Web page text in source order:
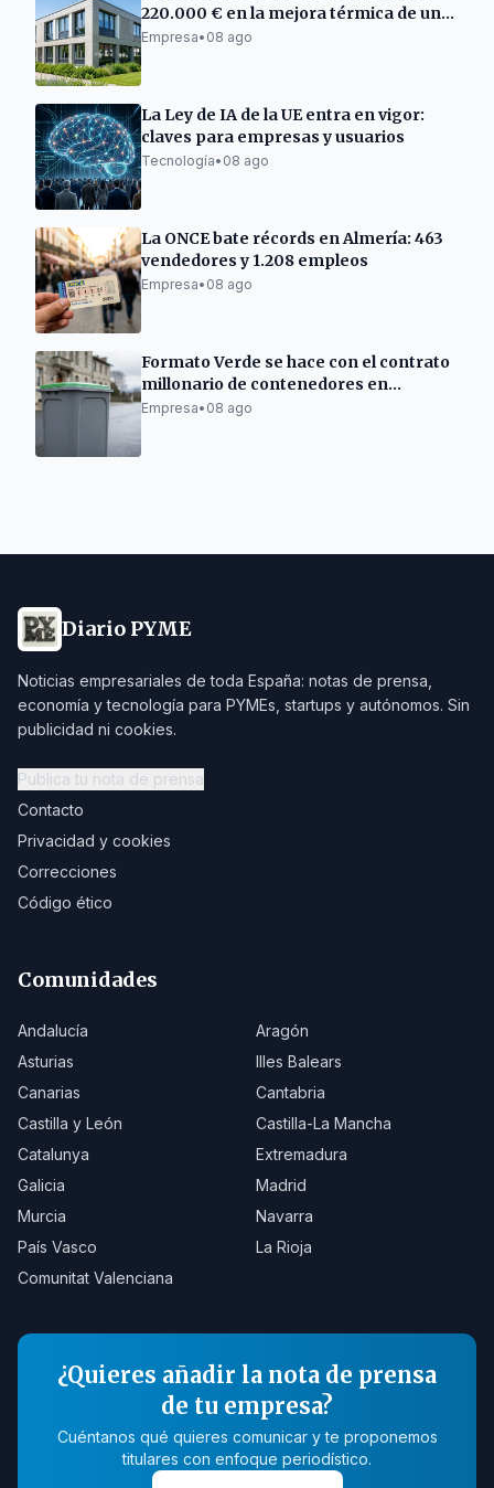
220.000 € en la mejora térmica de un
centro empresarial en Barro
Empresa• 08 ago
La Ley de IA de la UE entra en vigor:
claves para empresas y usuarios
Tecnología• 08 ago
La ONCE bate récords en Almería: 463
vendedores y 1.208 empleos
Empresa• 08 ago
Formato Verde se hace con el contrato
millonario de contenedores en
Ourense
Empresa• 08 ago
Diario PYME
Noticias empresariales de toda España: notas de prensa,
economía y tecnología para PYMEs, startups y autónomos. Sin
publicidad ni cookies.
Publica tu nota de prensa
Contacto
Privacidad y cookies
Correcciones
Código ético
Comunidades
Andalucía
Aragón
Asturias
Illes Balears
Canarias
Cantabria
Castilla y León
Castilla-La Mancha
Catalunya
Extremadura
Galicia
Madrid
Murcia
Navarra
País Vasco
La Rioja
Comunitat Valenciana
¿Quieres añadir la nota de prensa
de tu empresa?
Cuéntanos qué quieres comunicar y te proponemos
titulares con enfoque periodístico.